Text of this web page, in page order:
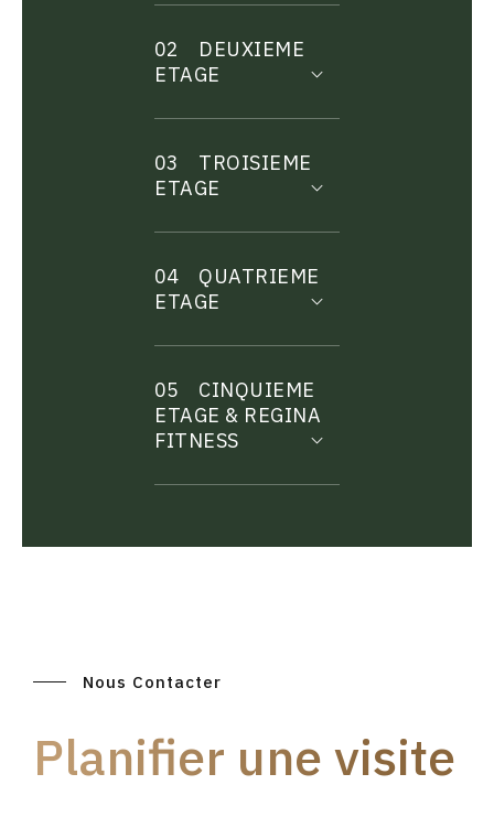
02
DEUXIEME
ETAGE
03
TROISIEME
ETAGE
04
QUATRIEME
ETAGE
05
CINQUIEME
ETAGE & REGINA
FITNESS
Nous Contacter
Planifier une visite